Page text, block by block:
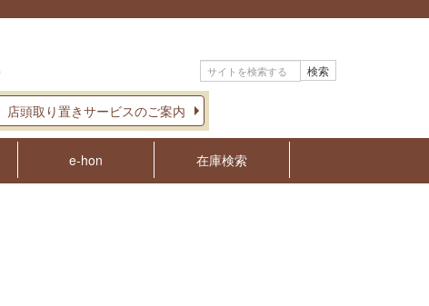
検索
店頭取り置きサービスのご案内
e-hon 在庫検索